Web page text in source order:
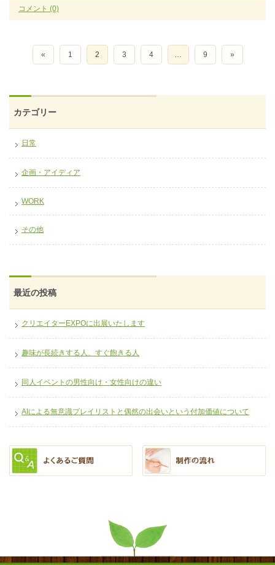
カテゴリー
日常
企画・アイディア
WORK
その他
最近の投稿
クリエイターEXPOに出展いたします
趣味が長続きする人、すぐ飽きる人
同人イベントの男性向け・女性向けの違い
AIによる無意識プレイリストと偶然の出会いという付加価値について
コメント (0)
« 1 2 3 4 … 9 »